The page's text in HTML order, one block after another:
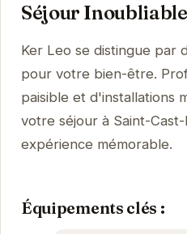
Séjour Inoubliable
Ker Leo se distingue par
pour votre bien-être.
paisible et d'installations
votre séjour à Saint-
expérience mémorable.
Équipements clés :